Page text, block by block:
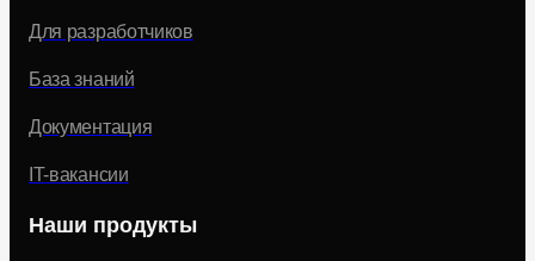
Для разработчиков
База знаний
Документация
IT-вакансии
Наши продукты